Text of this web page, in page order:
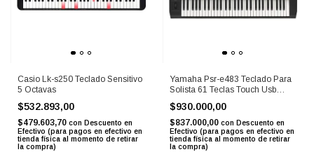
Casio Lk-s250 Teclado Sensitivo
5 Octavas
$532.893,00
$479.603,70 con Descuento en
Efectivo (para pagos en efectivo en
tienda física al momento de retirar
la compra)
Yamaha Psr-e483 Teclado Para
Solista 61 Teclas Touch Usb
Negro
$930.000,00
$837.000,00 con Descuento en
Efectivo (para pagos en efectivo en
tienda física al momento de retirar
la compra)